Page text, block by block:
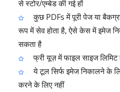
से स्टोर/एम्बेड की गई हों
कुछ PDFs में पूरी पेज या
रूप में सेव होता है, ऐसे केस में इमेज
सकता है
फ्री यूज़ में फाइल साइज लिमिट
ये टूल सिर्फ इमेज निकालने के
करने के लिए नहीं